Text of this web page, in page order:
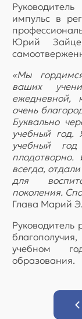
импульс в
Юрий
«Мы
ваших
ежедневной,
очень
Буквально
учебный
учебный
всегда,
для
поколения.
Глава Марий
Руководитель
учебном
образования.